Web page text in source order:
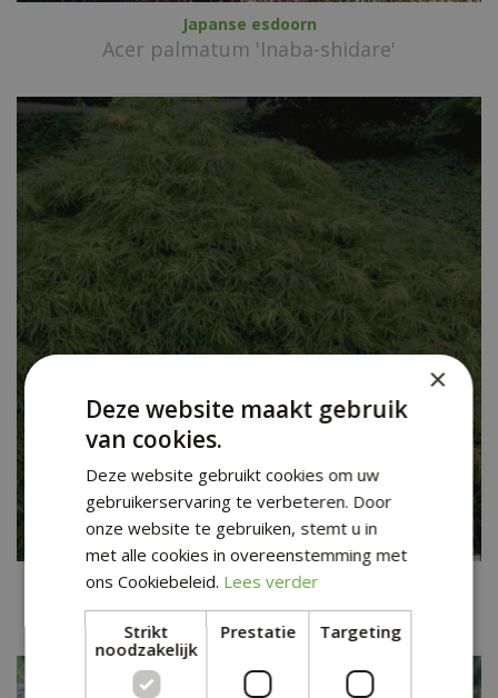
Japanse esdoorn
Acer palmatum 'Inaba-shidare'
Japanse esdoorn
Acer palmatum 'Dissectum'
×
Deze website maakt gebruik
van cookies.
Deze website gebruikt cookies om uw
gebruikerservaring te verbeteren. Door
onze website te gebruiken, stemt u in
met alle cookies in overeenstemming met
ons Cookiebeleid. Lees verder
Strikt
noodzakelijk
Prestatie Targeting